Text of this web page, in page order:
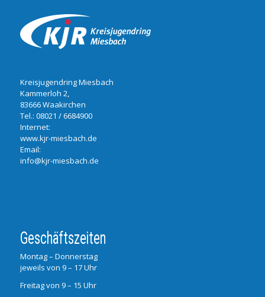
Kreisjugendring Miesbach
Kammerloh 2,
83666 Waakirchen
Tel.: 08021 / 6684900
Internet:
www.kjr-miesbach.de
Email:
info@kjr-miesbach.de
Geschäftszeiten
Montag – Donnerstag
jeweils von 9 – 17 Uhr
Freitag von 9 – 15 Uhr